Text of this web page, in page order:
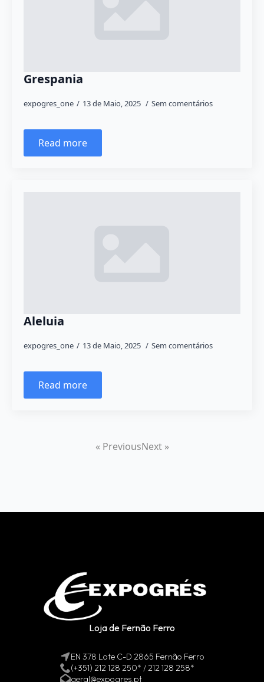
Grespania
expogres_one 13 de Maio, 2025 Sem comentários
Read more
Aleluia
expogres_one 13 de Maio, 2025 Sem comentários
Read more
« PreviousNext »
Loja de Fernão Ferro
EN 378 Lote C-D 2865 Fernão Ferro
(+351) 212 128 250* / 212 128 258*
geral@expogres.pt